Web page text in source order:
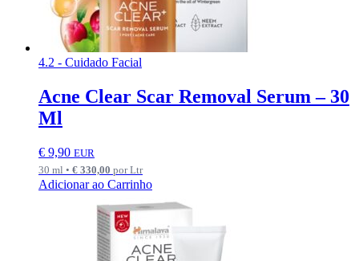
4.2 - Cuidado Facial
Acne Clear Scar Removal Serum – 30
Ml
€ 9,90 EUR
30 ml • € 330,00 por Ltr
Adicionar ao Carrinho